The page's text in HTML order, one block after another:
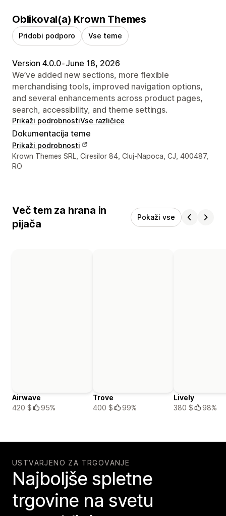
Oblikoval(a) Krown Themes
Pridobi podporo Vse teme
Version 4.0.0•June 18, 2026
We’ve added new sections, more flexible
merchandising tools, improved navigation options,
and several enhancements across product pages,
search, accessibility, and theme settings.
Prikaži podrobnostiVse različice
Dokumentacija teme
Prikaži podrobnosti
Podatki za stik z oblikovalcem
Krown Themes SRL, Ciresilor 84, Cluj-Napoca, CJ, 400487,
RO
Več tem za hrana in
pijača
Pokaži vse
Airwave
420 $
95%
Trove
400 $
99%
Lively
380 $
98%
USTVARJENO ZA TRGOVANJE
Najboljše spletne
trgovine na svetu